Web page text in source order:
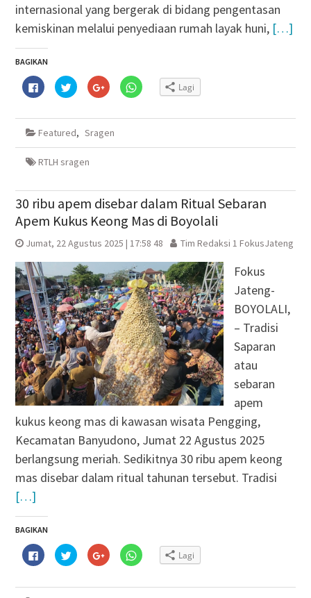
internasional yang bergerak di bidang pengentasan
kemiskinan melalui penyediaan rumah layak huni, […]
BAGIKAN
Klik
untuk
membagikan
Facebook(Membuka
jendela
baru)
Klik
untuk
berbagi
Twitter(Membuka
jendela
baru)
Klik
untuk
berbagi
Google+
di
yang
Klik
untuk
WhatsApp(Membuka
baru)
Lagi
Featured, Sragen
RTLH sragen
30 ribu apem disebar dalam Ritual Sebaran
Apem Kukus Keong Mas di Boyolali
Jumat, 22 Agustus 2025 | 17:58 48 Tim Redaksi 1 FokusJateng
Fokus
Jateng-
BOYOLALI,
– Tradisi
Saparan
atau
sebaran
apem
kukus keong mas di kawasan wisata Pengging,
Kecamatan Banyudono, Jumat 22 Agustus 2025
berlangsung meriah. Sedikitnya 30 ribu apem keong
mas disebar dalam ritual tahunan tersebut. Tradisi
[…]
BAGIKAN
Klik
untuk
membagikan
Facebook(Membuka
Klik
untuk
berbagi
Twitter(Membuka
Klik
untuk
berbagi
Google+
Klik
untuk
WhatsApp(Membuka
Lagi